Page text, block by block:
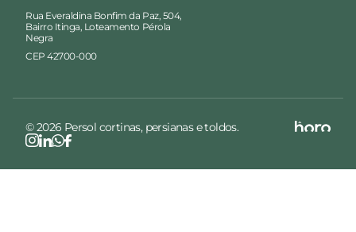
Rua Everaldina Bonfim da Paz, 504,
Bairro Itinga, Loteamento Pérola
Negra
CEP 42700-000
© 2026 Persol cortinas, persianas e toldos.